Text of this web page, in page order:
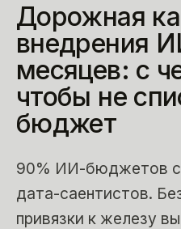
Дорожная
внедрения
месяцев: с
чтобы не
бюджет
90% ИИ-бюджетов
дата-саентистов.
привязки к железу